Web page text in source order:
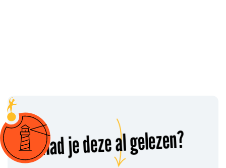
Had je deze al gelezen?